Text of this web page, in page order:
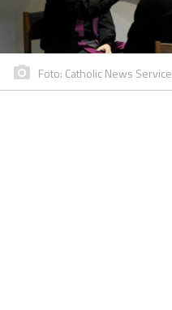
Foto: Catholic News Service